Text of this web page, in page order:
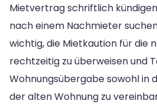
Mietvertrag schriftlich
nach einem Nachmieter
wichtig, die Mietkaution für die
rechtzeitig zu überweisen und
Wohnungsübergabe sowohl in
der alten Wohnung zu